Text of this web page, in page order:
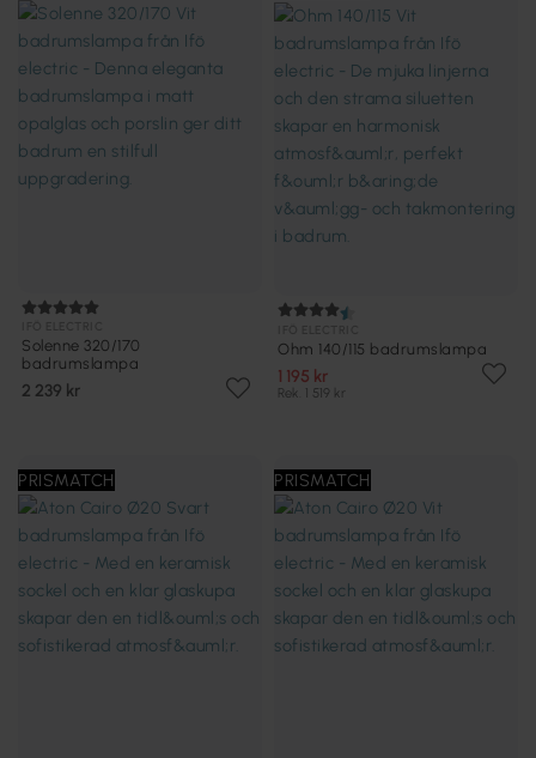
Solenne 320/170
badrumslampa
2 239 kr
Ohm 140/115 badrumslampa
1 195 kr
Rek. 1 519 kr
PRISMATCH PRISMATCH